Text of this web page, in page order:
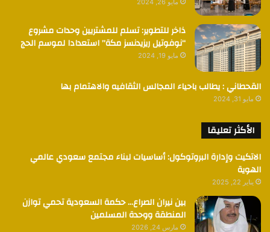
ذاخر للتطوير: تسلم للمشتريين وحدات مشروع
“نوفوتيل ريزيدنسز مكة” استعدادا لموسم الحج
مايو 19, 2024
القحطاني : يطالب باحياء المجالس الثقافيه والاهتمام بها
مايو 31, 2024
الأكثر تعليقا
الاتكيت وإدارة البروتوكول: أساسيات لبناء مجتمع سعودي عالمي
الهوية
يناير 22, 2025
بين نيران الصراع… حكمة السعودية تحمي توازن
المنطقة ووحدة المسلمين
مارس 24, 2026